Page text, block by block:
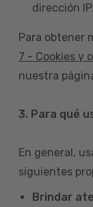
dirección IP.
Para obtener
7 - Cookies y
nuestra
3. Para qué
En general,
siguientes
Brindar